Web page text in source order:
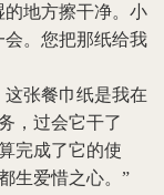
的地方擦干净。小
。您把那纸给我
张餐巾纸是我在
，过会它干了
完成了它的使
生爱惜之心。”